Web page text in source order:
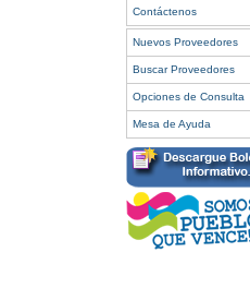
Contáctenos
Nuevos Proveedores
Buscar Proveedores
Opciones de Consulta
Mesa de Ayuda